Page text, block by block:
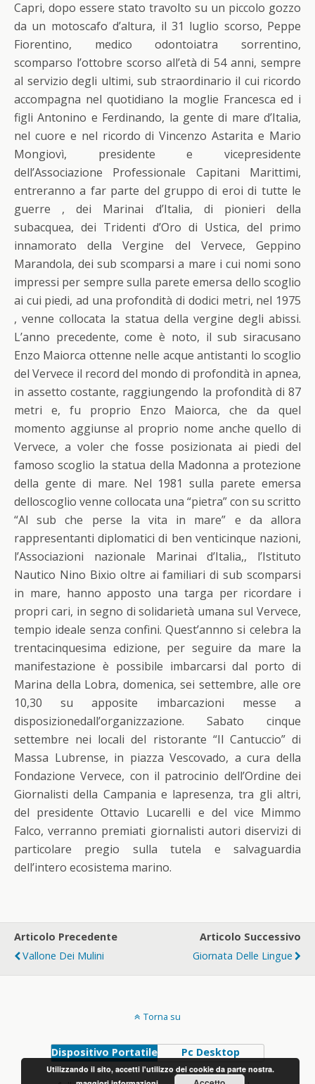
Capri, dopo essere stato travolto su un piccolo gozzo
da un motoscafo d’altura, il 31 luglio scorso, Peppe
Fiorentino, medico odontoiatra sorrentino,
scomparso l’ottobre scorso all’età di 54 anni, sempre
al servizio degli ultimi, sub straordinario il cui ricordo
accompagna nel quotidiano la moglie Francesca ed i
figli Antonino e Ferdinando, la gente di mare d’Italia,
nel cuore e nel ricordo di Vincenzo Astarita e Mario
Mongiovì, presidente e vicepresidente
dell’Associazione Professionale Capitani Marittimi,
entreranno a far parte del gruppo di eroi di tutte le
guerre , dei Marinai d’Italia, di pionieri della
subacquea, dei Tridenti d’Oro di Ustica, del primo
innamorato della Vergine del Vervece, Geppino
Marandola, dei sub scomparsi a mare i cui nomi sono
impressi per sempre sulla parete emersa dello scoglio
ai cui piedi, ad una profondità di dodici metri, nel 1975
, venne collocata la statua della vergine degli abissi.
L’anno precedente, come è noto, il sub siracusano
Enzo Maiorca ottenne nelle acque antistanti lo scoglio
del Vervece il record del mondo di profondità in apnea,
in assetto costante, raggiungendo la profondità di 87
metri e, fu proprio Enzo Maiorca, che da quel
momento aggiunse al proprio nome anche quello di
Vervece, a voler che fosse posizionata ai piedi del
famoso scoglio la statua della Madonna a protezione
della gente di mare. Nel 1981 sulla parete emersa
delloscoglio venne collocata una “pietra” con su scritto
“Al sub che perse la vita in mare” e da allora
rappresentanti diplomatici di ben venticinque nazioni,
l’Associazioni nazionale Marinai d’Italia,, l’Istituto
Nautico Nino Bixio oltre ai familiari di sub scomparsi
in mare, hanno apposto una targa per ricordare i
propri cari, in segno di solidarietà umana sul Vervece,
tempio ideale senza confini. Quest’annno si celebra la
trentacinquesima edizione, per seguire da mare la
manifestazione è possibile imbarcarsi dal porto di
Marina della Lobra, domenica, sei settembre, alle ore
10,30 su apposite imbarcazioni messe a
disposizionedall’organizzazione. Sabato cinque
settembre nei locali del ristorante “Il Cantuccio” di
Massa Lubrense, in piazza Vescovado, a cura della
Fondazione Vervece, con il patrocinio dell’Ordine dei
Giornalisti della Campania e lapresenza, tra gli altri,
del presidente Ottavio Lucarelli e del vice Mimmo
Falco, verranno premiati giornalisti autori diservizi di
particolare pregio sulla tutela e salvaguardia
dell’intero ecosistema marino.
Articolo Precedente
Vallone Dei Mulini
Articolo Successivo
Giornata Delle Lingue
Torna su
Dispositivo Portatile Pc Desktop
Utilizzando il sito, accetti l'utilizzo dei cookie da parte nostra.